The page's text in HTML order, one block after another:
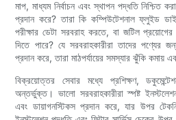
মাপ, মাধ্যম নির্বাচন এবং স্থাপন পদ্ধতি নিশ্চিত
প্রদান করে? তারা কি কম্পিউটেশনাল ফ্লুইড
পরীক্ষার ডেটা সরবরাহ করতে, বা জটিল
দিতে পারে? যে সরবরাহকারীরা তাদের পণ্যের
প্রদান করে, তারা মাঠপর্যায়ের সমস্যার ঝুঁকি কমায়
বিক্রয়োত্তর সেবার মধ্যে প্রশিক্ষণ,
অন্তর্ভুক্ত। ভালো সরবরাহকারীরা স্পষ্ট ইনস্টলেশন
এবং ডায়াগনস্টিকস প্রদান করে, যার উপর